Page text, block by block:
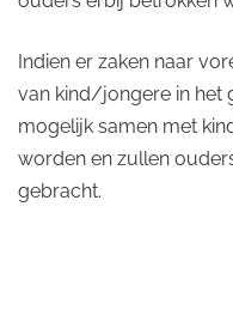
Indien er zaken naar
van kind/jongere in het
mogelijk samen met
worden en zullen
gebracht.